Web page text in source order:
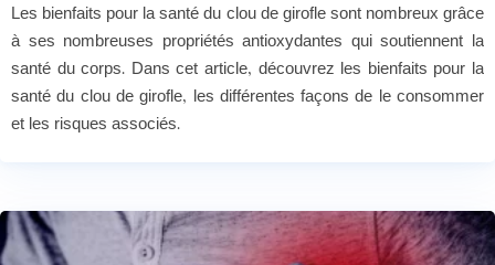
Les bienfaits pour la santé du clou de girofle sont nombreux grâce
à ses nombreuses propriétés antioxydantes qui soutiennent la
santé du corps. Dans cet article, découvrez les bienfaits pour la
santé du clou de girofle, les différentes façons de le consommer
et les risques associés.